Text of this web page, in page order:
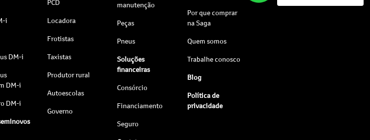
i
DM-i
DM-i
DM-i
PCD
Locadora
Frotistas
Taxistas
Produtor rural
Autoescolas
Governo
manutenção
Peças
Pneus
Soluções
financeiras
Consórcio
Financiamento
Seguro
Por que comprar
na Saga
Quem somos
Trabalhe conosco
Blog
Política de
privacidade